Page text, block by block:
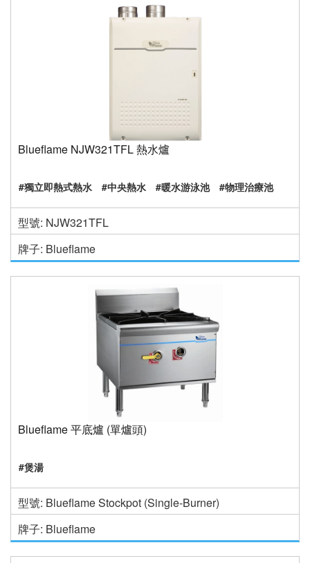
Blueflame NJW321TFL 熱水爐
#獨立即熱式熱水 #中央熱水 #暖水游泳池 #物理治療池
型號: NJW321TFL
牌子: Blueflame
Blueflame 平底爐 (單爐頭)
#煲湯
型號: Blueflame Stockpot (Single-Burner)
牌子: Blueflame